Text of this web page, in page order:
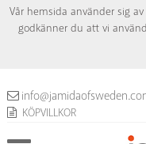
KÖPVILLKOR
Vår hemsida använder sig
godkänner du att vi